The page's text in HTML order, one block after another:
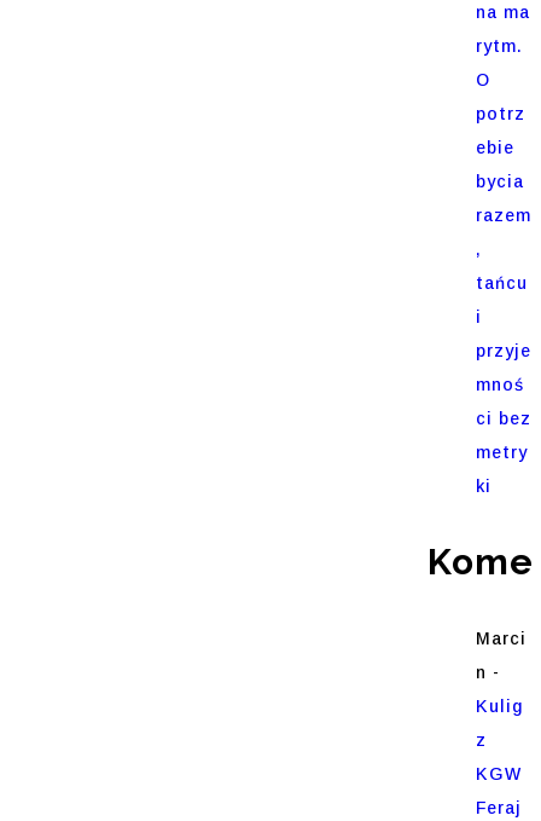
na ma
rytm.
O
potrz
ebie
bycia
razem
,
tańcu
i
przyje
mnoś
ci bez
metry
ki
Marci
n -
Kulig
z
KGW
Feraj